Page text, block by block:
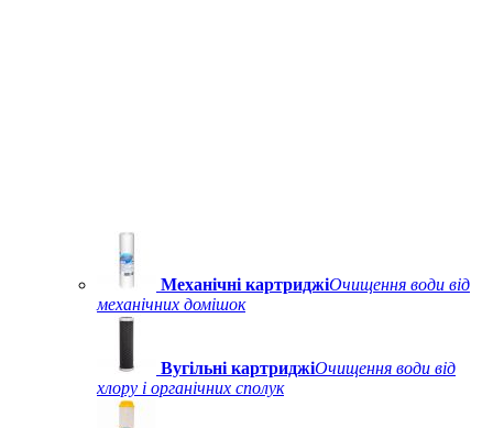
Механічні картриджіОчищення води від
механічних домішок
Вугільні картриджіОчищення води від
хлору і органічних сполук